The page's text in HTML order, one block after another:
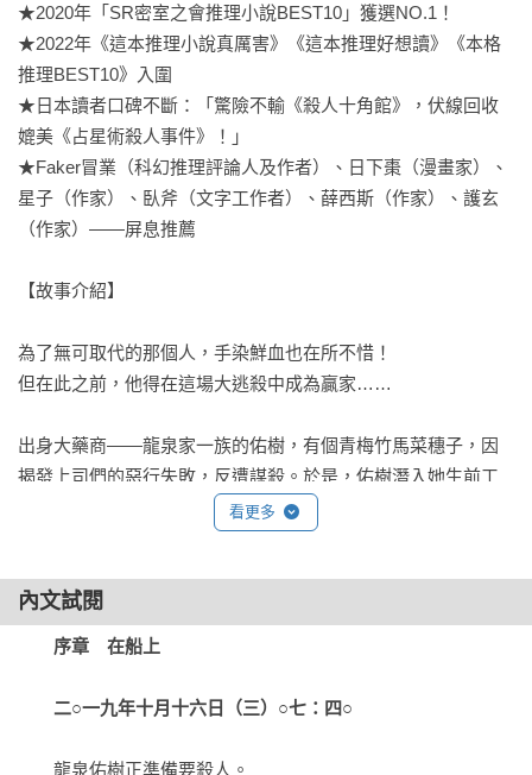
★2020年「SR密室之會推理小說BEST10」獲選NO.1！
★2022年《這本推理小說真厲害》《這本推理好想讀》《本格
推理BEST10》入圍
★日本讀者口碑不斷：「驚險不輸《殺人十角館》，伏線回收
媲美《占星術殺人事件》！」
★Faker冒業（科幻推理評論人及作者）、日下棗（漫畫家）、
星子（作家）、臥斧（文字工作者）、薛西斯（作家）、護玄
（作家）——屏息推薦
【故事介紹】
為了無可取代的那個人，手染鮮血也在所不惜！
但在此之前，他得在這場大逃殺中成為贏家……
出身大藥商——龍泉家一族的佑樹，有個青梅竹馬菜穗子，因
揭發上司們的惡行失敗，反遭謀殺。於是，佑樹潛入她生前工
作的電視製作公司。等待一年，機會來臨。以目標三人為首，
佑樹等九人團隊前往神祕的「幽世島」錄製節目。
覆滿亞熱帶樹林的「幽世島」，是一座無人島。當年，舉行歷
史悠久的「雷祭」後，島民皆遭利器穿心，甚至有人面目全
非，至今仍為懸案。
佑樹悉心擬定復仇計畫，豈料才剛登島，目標之一竟離奇死
看更多
內文試閱
序章　在船上
二○一九年十月十六日（三）○七：四○
龍泉佑樹正準備要殺人。